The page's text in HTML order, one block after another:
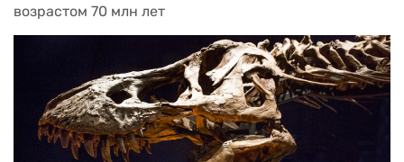
возрастом 70 млн лет